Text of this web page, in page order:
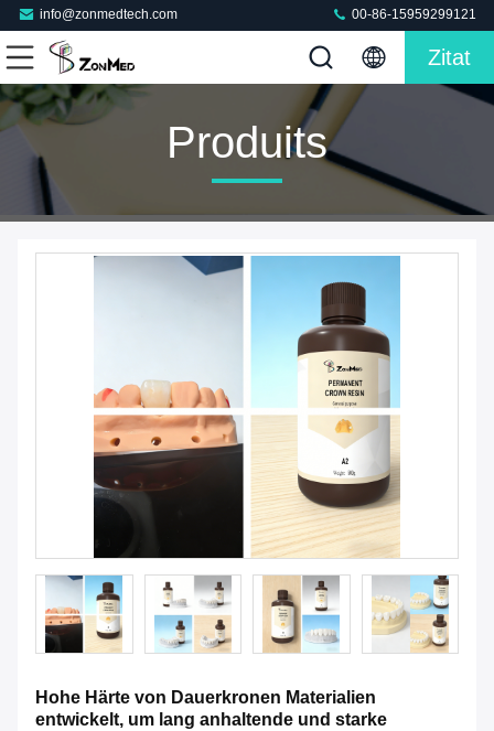
info@zonmedtech.com 00-86-15959299121
Zitat
Produits
Hohe Härte von Dauerkronen Materialien
entwickelt, um lang anhaltende und starke